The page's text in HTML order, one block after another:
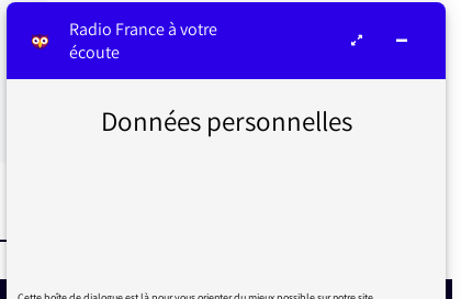
Radio France à votre
écoute
Données personnelles